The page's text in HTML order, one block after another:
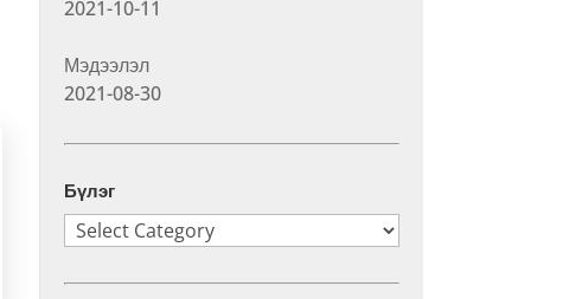
2021-10-11
Мэдээлэл
2021-08-30
Бүлэг
Бүлэг